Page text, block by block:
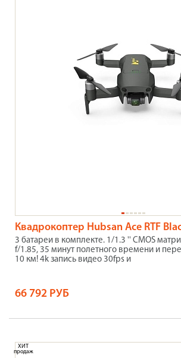
Квадрокоптер Hubsan Ace RTF
3 батареи в комплекте. 1/1.3 '' CMOS
f/1.85, 35 минут полетного времени и
10 км! 4k запись видео 30fps и
66 792 РУБ
ХИТ
продаж